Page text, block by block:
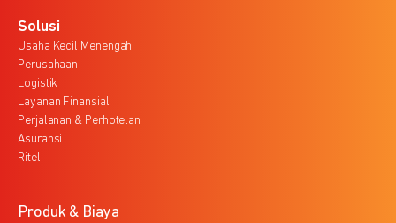
Solusi
Usaha Kecil Menengah
Perusahaan
Logistik
Layanan Finansial
Perjalanan & Perhotelan
Asuransi
Ritel
Produk & Biaya